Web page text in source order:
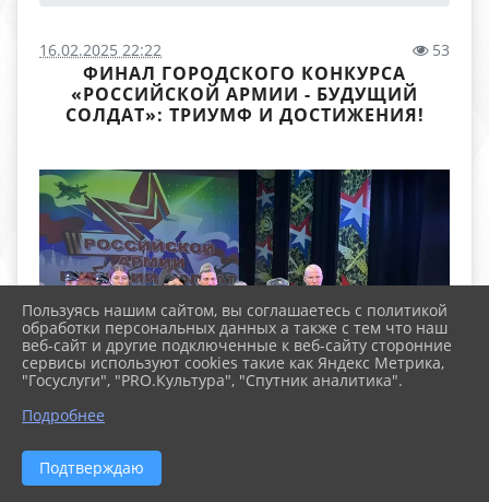
16.02.2025 22:22 53
ФИНАЛ ГОРОДСКОГО КОНКУРСА
«РОССИЙСКОЙ АРМИИ - БУДУЩИЙ
СОЛДАТ»: ТРИУМФ И ДОСТИЖЕНИЯ!
Пользуясь нашим сайтом, вы соглашаетесь с политикой
обработки персональных данных а также с тем что наш
веб-сайт и другие подключенные к веб-сайту сторонние
сервисы используют cookies такие как Яндекс Метрика,
"Госуслуги", "PRO.Культура", "Спутник аналитика".
Подробнее
Подтверждаю